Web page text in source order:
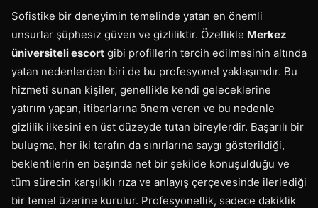
Sofistike bir deneyimin temelinde yatan en önemli
unsurlar şüphesiz güven ve gizliliktir. Özellikle Merkez
üniversiteli escort gibi profillerin tercih edilmesinin altında
yatan nedenlerden biri de bu profesyonel yaklaşımdır. Bu
hizmeti sunan kişiler, genellikle kendi geleceklerine
yatırım yapan, itibarlarına önem veren ve bu nedenle
gizlilik ilkesini en üst düzeyde tutan bireylerdir. Başarılı bir
buluşma, her iki tarafın da sınırlarına saygı gösterildiği,
beklentilerin en başında net bir şekilde konuşulduğu ve
tüm sürecin karşılıklı rıza ve anlayış çerçevesinde ilerlediği
bir temel üzerine kurulur. Profesyonellik, sadece dakiklik